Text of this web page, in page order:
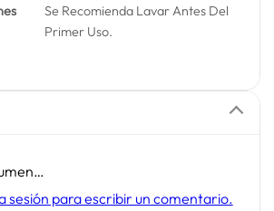
Se Recomienda Lavar Antes Del
Primer Uso.
sesión para escribir un comentario.